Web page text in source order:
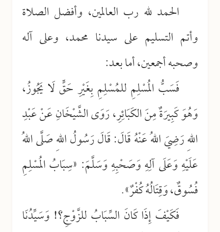
الحمد لله رب العالمين، وأفضل الصلاة
وأتم التسليم على سيدنا محمد، وعلى آله
وصحبه أجمعين، أما بعد:
فَسَبُّ المُسْلِمِ للمُسْلِمِ بِغَيْرِ حَقٍّ لَا يَجُوزُ،
وَهُوَ كَبِيرَةٌ مِنَ الكَبَائِرِ، رَوَى الشَّيْخَانِ عَنْ عَبْدِ
اللهِ رَضِيَ اللهُ عَنْهُ قَالَ: قَالَ رَسُولُ اللهِ صَلَّى اللهُ
عَلَيْهِ وَعَلَى آلِهِ وَصَحْبِهِ وَسَلَّمَ: «سِبَابُ المُسْلِمِ
فُسُوقٌ، وَقِتَالُهُ كُفْرٌ».
فَكَيْفَ إِذَا كَانَ السِّبَابُ للزَّوْجِ؟! وَسَيِّدُنَا